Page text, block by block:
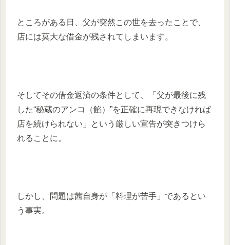
ところがある日、父が突然この世を去ったことで、
店には莫大な借金が残されてしまいます。
そしてその借金返済の条件として、「父が最後に残
した“秘蔵のアンコ（餡）”を正確に再現できなければ
店を続けられない」という厳しい宣告が突きつけら
れることに。
しかし、問題は茜自身が「料理が苦手」であるとい
う事実。